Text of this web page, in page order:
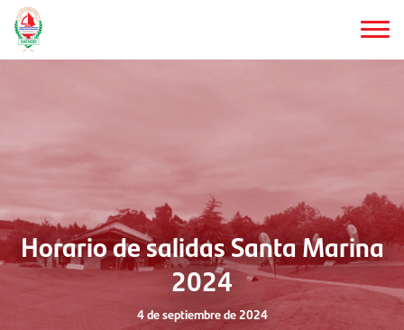
Saltar
al
contenido
Horario de salidas Santa Marina
2024
4 de septiembre de 2024